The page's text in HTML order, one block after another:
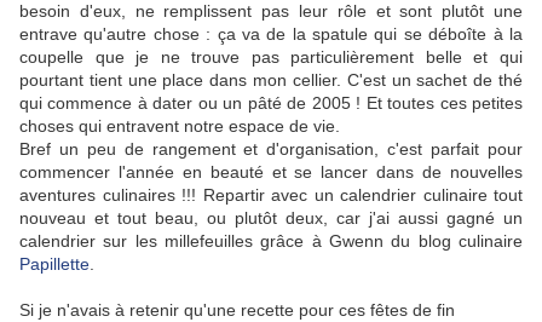
besoin d'eux, ne remplissent pas leur rôle et sont plutôt une
entrave qu'autre chose : ça va de la spatule qui se déboîte à la
coupelle que je ne trouve pas particulièrement belle et qui
pourtant tient une place dans mon cellier. C'est un sachet de thé
qui commence à dater ou un pâté de 2005 ! Et toutes ces petites
choses qui entravent notre espace de vie.
Bref un peu de rangement et d'organisation, c'est parfait pour
commencer l'année en beauté et se lancer dans de nouvelles
aventures culinaires !!! Repartir avec un calendrier culinaire tout
nouveau et tout beau, ou plutôt deux, car j'ai aussi gagné un
calendrier sur les millefeuilles grâce à Gwenn du blog culinaire
Papillette
Si je n'avais à retenir qu'une recette pour ces fêtes de fin